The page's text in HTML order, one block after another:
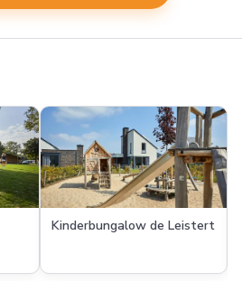
Kinderbungalow de Leistert